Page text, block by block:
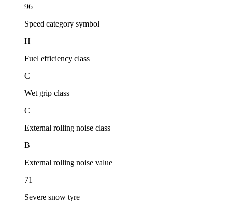
96
Speed category symbol
H
Fuel efficiency class
C
Wet grip class
C
External rolling noise class
B
External rolling noise value
71
Severe snow tyre